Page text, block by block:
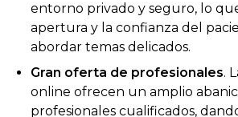
entorno privado y seguro, lo
apertura y la confianza del
abordar temas delicados.
Gran oferta de profesionales.
online ofrecen un amplio
profesionales cualificados,